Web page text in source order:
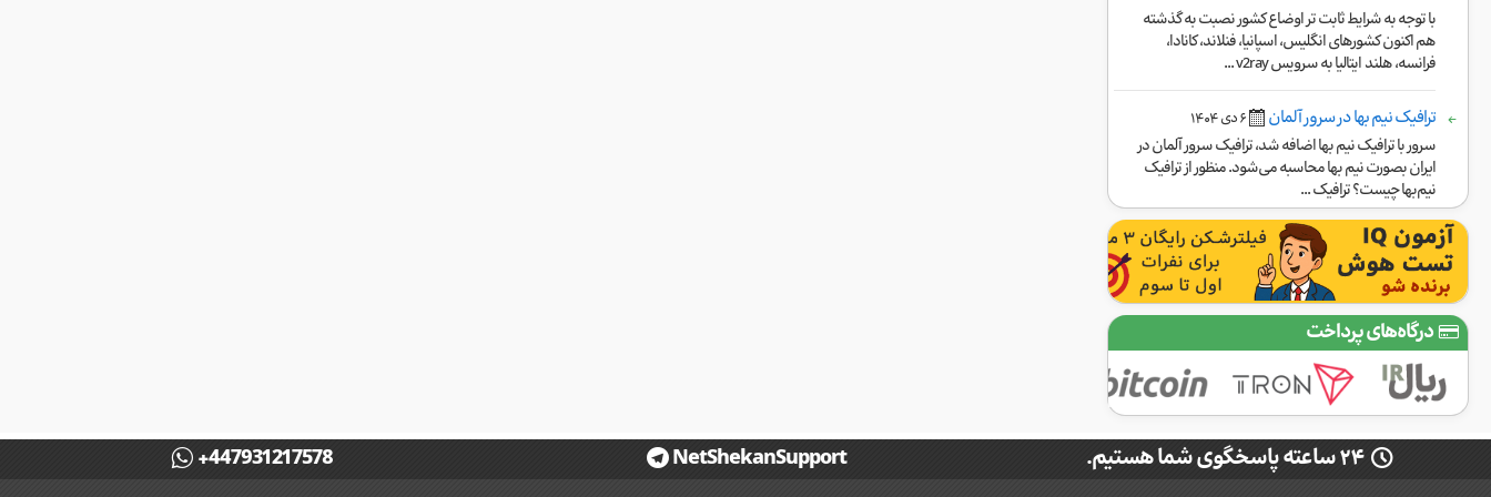
با توجه به شرایط ثابت تر اوضاع کشور نصبت به گذشته
هم اکنون کشورهای انگلیس، اسپانیا، فنلاند، کانادا،
فرانسه، هلند ایتالیا به سرویس v2ray ...
ترافیک نیم بها در سرور آلمان ۶ دی ١۴۰۴
سرور با ترافیک نیم بها اضافه شد، ترافیک سرور آلمان در
ایران بصورت نیم بها محاسبه می‌شود. منظور از ترافیک
نیم‌بها چیست؟ ترافیک ...
درگاه‌های پرداخت
۲۴ ساعته پاسخگوی شما هستیم. NetShekanSupport
+447931217578